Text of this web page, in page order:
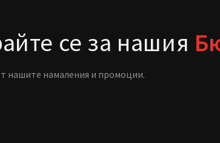
се за нашия
нашите намаления и промоции.